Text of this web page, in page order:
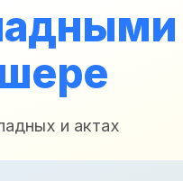
и актах